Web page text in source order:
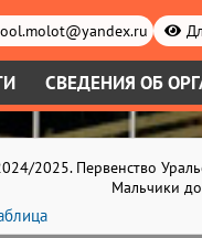
СВЕДЕНИЯ ОБ
2025. Первенство
Мальчики до